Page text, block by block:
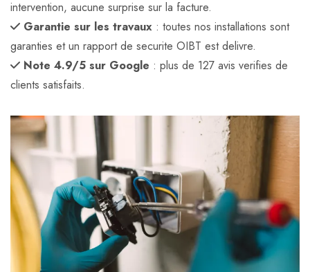
intervention, aucune surprise sur la facture.
Garantie sur les travaux : toutes nos installations sont
garanties et un rapport de securite OIBT est delivre.
Note 4.9/5 sur Google : plus de 127 avis verifies de
clients satisfaits.